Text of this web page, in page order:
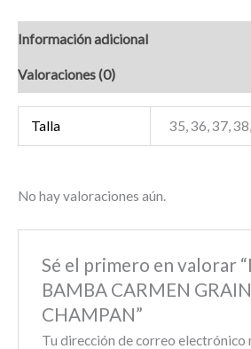
Información adicional
Valoraciones (0)
Talla 35, 36, 37,
No hay valoraciones aún.
Sé el primero en valorar
BAMBA CARMEN GRAIN
CHAMPAN”
Tu dirección de correo electrónico